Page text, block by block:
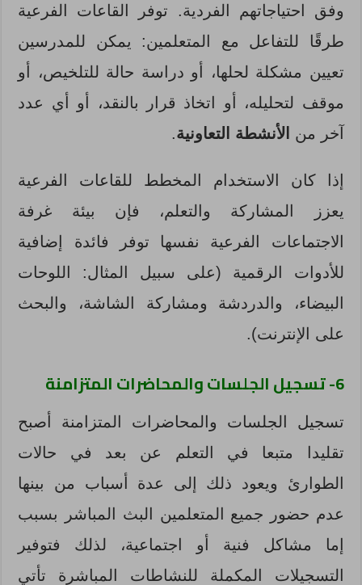
وفق احتياجاتهم الفردية. توفر القاعات الفرعية
طرقًا للتفاعل مع المتعلمين: يمكن للمدرسين
تعيين مشكلة لحلها، أو دراسة حالة للتلخيص، أو
موقف لتحليله، أو اتخاذ قرار بالنقد، أو أي عدد
آخر من الأنشطة التعاونية.
إذا كان الاستخدام المخطط للقاعات الفرعية
يعزز المشاركة والتعلم، فإن بيئة غرفة
الاجتماعات الفرعية نفسها توفر فائدة إضافية
للأدوات الرقمية (على سبيل المثال: اللوحات
البيضاء، والدردشة ومشاركة الشاشة، والبحث
على الإنترنت).
6- تسجيل الجلسات والمحاضرات المتزامنة
تسجيل الجلسات والمحاضرات المتزامنة أصبح
تقليدا متبعا في التعلم عن بعد في حالات
الطوارئ ويعود ذلك إلى عدة أسباب من بينها
عدم حضور جميع المتعلمين البث المباشر بسبب
إما مشاكل فنية أو اجتماعية، لذلك فتوفير
التسجيلات المكملة للنشاطات المباشرة تأتي